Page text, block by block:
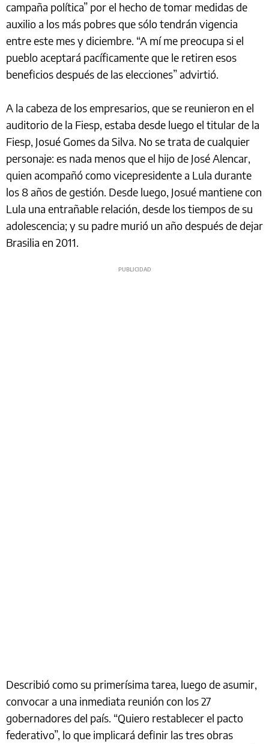
campaña política” por el hecho de tomar medidas de
auxilio a los más pobres que sólo tendrán vigencia
entre este mes y diciembre. “A mí me preocupa si el
pueblo aceptará pacíficamente que le retiren esos
beneficios después de las elecciones” advirtió.
A la cabeza de los empresarios, que se reunieron en el
auditorio de la Fiesp, estaba desde luego el titular de la
Fiesp, Josué Gomes da Silva. No se trata de cualquier
personaje: es nada menos que el hijo de José Alencar,
quien acompañó como vicepresidente a Lula durante
los 8 años de gestión. Desde luego, Josué mantiene con
Lula una entrañable relación, desde los tiempos de su
adolescencia; y su padre murió un año después de dejar
Brasilia en 2011.
Describió como su primerísima tarea, luego de asumir,
convocar a una inmediata reunión con los 27
gobernadores del país. “Quiero restablecer el pacto
federativo”, lo que implicará definir las tres obras